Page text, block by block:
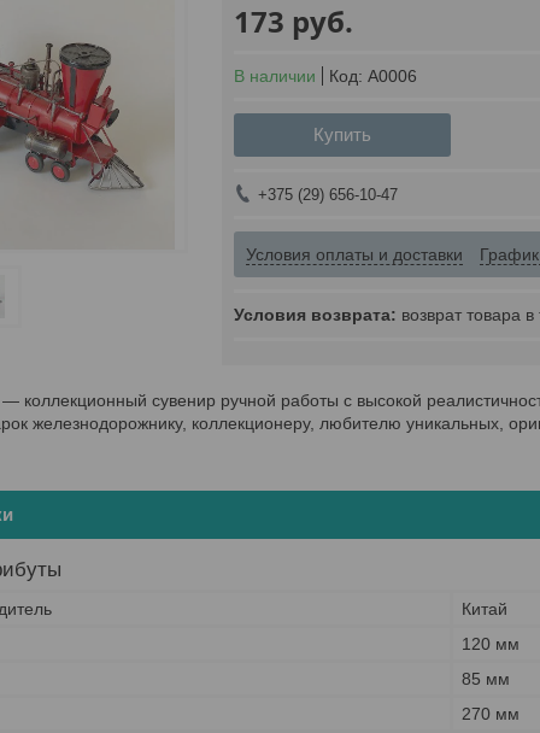
173 руб.
В наличии Код: A0006
Купить
+375 (29) 656-10-47
Условия оплаты и доставки
возврат товара
коллекционный сувенир ручной работы с высокой
железнодорожнику, коллекционеру, любителю уникальных,
Китай
120 мм
85 мм
270 мм